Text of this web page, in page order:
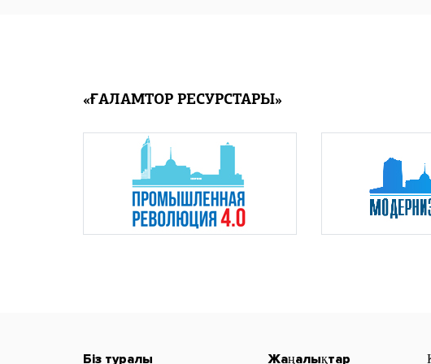
«ҒАЛАМТОР РЕСУРСТАРЫ»
Біз туралы Жаңалықтар